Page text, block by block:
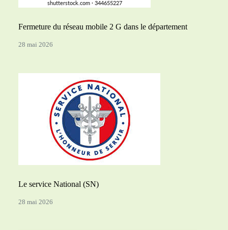
Fermeture du réseau mobile 2 G dans le département
28 mai 2026
Le service National (SN)
28 mai 2026